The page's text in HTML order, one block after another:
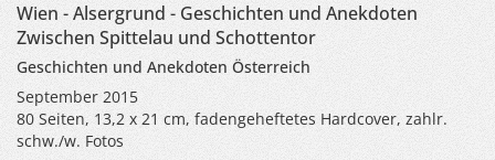
Wien - Alsergrund - Geschichten und Anekdoten
Zwischen Spittelau und Schottentor
Geschichten und Anekdoten Österreich
September 2015
80 Seiten, 13,2 x 21 cm, fadengeheftetes Hardcover, zahlr.
schw./w. Fotos